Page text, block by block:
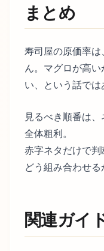
まとめ
寿司屋の原価率
ん。マグロが高
い、という話では
見るべき順番は、
全体粗利。
赤字ネタだけで
どう組み合わせる
関連ガイ